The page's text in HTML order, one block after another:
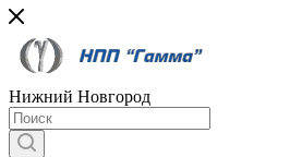
Нижний Новгород